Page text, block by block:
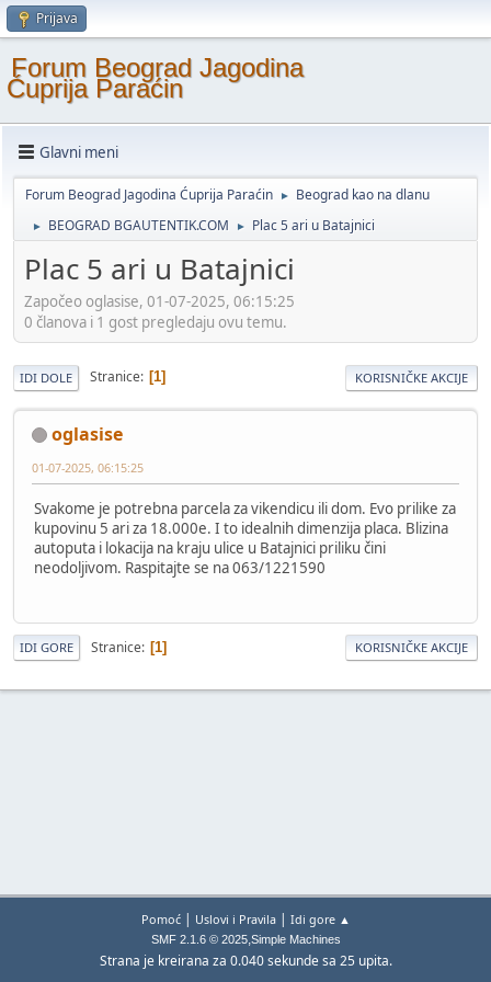
Prijava
Forum Beograd Jagodina
Ćuprija Paraćin
Glavni meni
Forum Beograd Jagodina Ćuprija Paraćin ► Beograd kao na dlanu
► BEOGRAD BGAUTENTIK.COM ► Plac 5 ari u Batajnici
Plac 5 ari u Batajnici
Započeo oglasise, 01-07-2025, 06:15:25
0 članova i 1 gost pregledaju ovu temu.
IDI DOLE Stranice 1 KORISNIČKE AKCIJE
oglasise
01-07-2025, 06:15:25
Svakome je potrebna parcela za vikendicu ili dom. Evo prilike za
kupovinu 5 ari za 18.000e. I to idealnih dimenzija placa. Blizina
autoputa i lokacija na kraju ulice u Batajnici priliku čini
neodoljivom. Raspitajte se na 063/1221590
IDI GORE Stranice 1 KORISNIČKE AKCIJE
Pomoć| Uslovi i Pravila| Idi gore ▲
SMF 2.1.6 © 2025,Simple Machines
Strana je kreirana za 0.040 sekunde sa 25 upita.